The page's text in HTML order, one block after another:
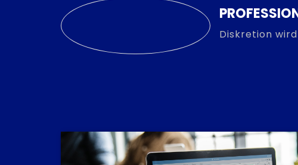
Diskretion